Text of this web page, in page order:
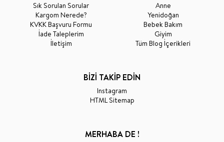
Sık Sorulan Sorular
Kargom Nerede?
KVKK Başvuru Formu
İade Taleplerim
İletişim
Anne
Yenidoğan
Bebek Bakım
Giyim
Tüm Blog İçerikleri
BİZİ TAKİP EDİN
Instagram
HTML Sitemap
MERHABA DE !